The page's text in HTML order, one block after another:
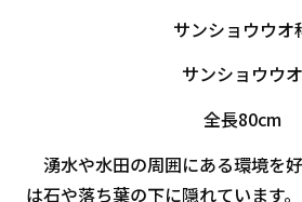
サンショウウ
サンショウウ
全長80cm
湧水や水田の周囲にある環境を
は石や落ち葉の下に隠れています。